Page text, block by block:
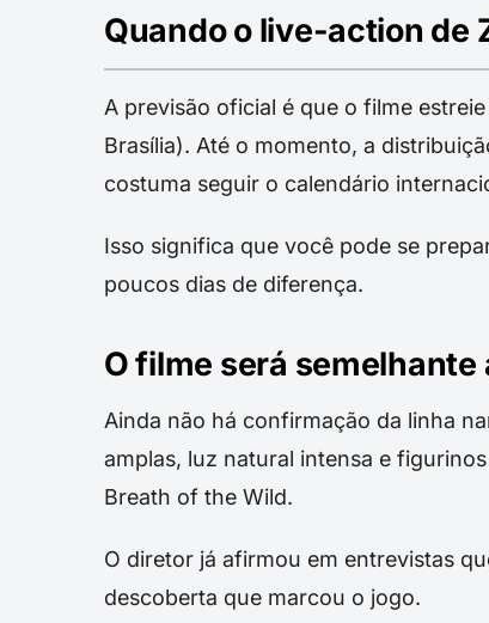
Quando o live-action de
A previsão oficial é que o filme
Brasília). Até o momento, a
costuma seguir o calendário
Isso significa que você pode se
poucos dias de diferença.
O filme será semelhante
Ainda não há confirmação da linha
amplas, luz natural intensa e
Breath of the Wild.
O diretor já afirmou em entrevistas
descoberta que marcou o jogo.